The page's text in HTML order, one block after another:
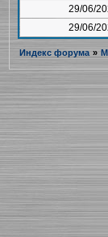
29/06/
29/06/
Индекс форума »